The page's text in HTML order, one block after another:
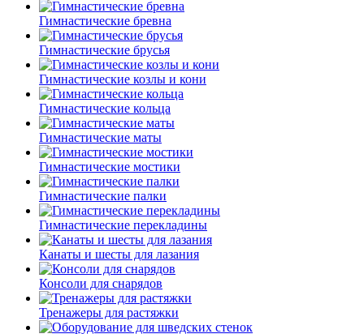
Гимнастические бревна
Гимнастические брусья
Гимнастические козлы и кони
Гимнастические кольца
Гимнастические маты
Гимнастические мостики
Гимнастические палки
Гимнастические перекладины
Канаты и шесты для лазания
Консоли для снарядов
Тренажеры для растяжки